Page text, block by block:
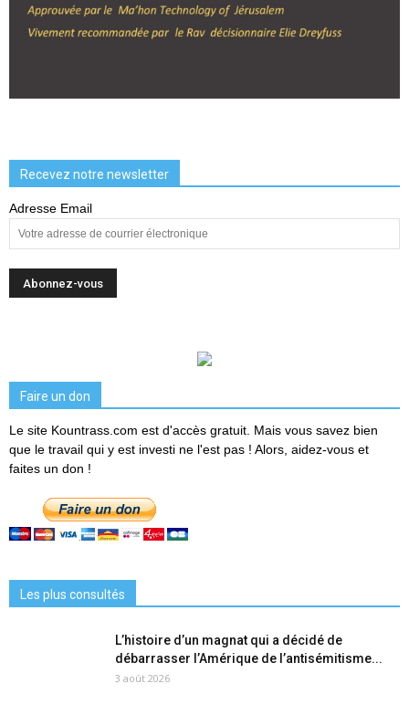
Recevez notre newsletter
Adresse Email
Faire un don
Le site Kountrass.com est d'accès gratuit. Mais vous savez bien
que le travail qui y est investi ne l'est pas ! Alors, aidez-vous et
faites un don !
Les plus consultés
L’histoire d’un magnat qui a décidé de
débarrasser l’Amérique de l’antisémitisme...
3 août 2026